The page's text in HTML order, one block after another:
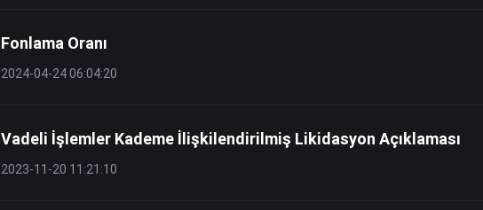
Fonlama Oranı
2024-04-24 06:04:20
Vadeli İşlemler Kademe İlişkilendirilmiş Likidasyon Açıklaması
2023-11-20 11:21:10